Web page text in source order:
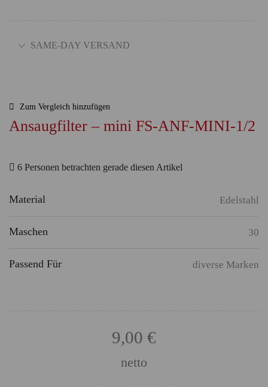
SAME-DAY VERSAND
Zum Vergleich hinzufügen
Ansaugfilter – mini FS-ANF-MINI-1/2
6 Personen betrachten gerade diesen Artikel
Material Edelstahl
Maschen 30
Passend Für diverse Marken
9,00 €
netto